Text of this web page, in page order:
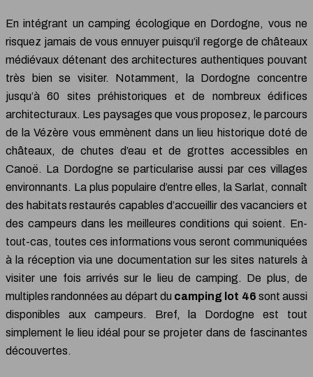
En intégrant un camping écologique en Dordogne, vous ne
risquez jamais de vous ennuyer puisqu’il regorge de châteaux
médiévaux détenant des architectures authentiques pouvant
très bien se visiter. Notamment, la Dordogne concentre
jusqu’à 60 sites préhistoriques et de nombreux édifices
architecturaux. Les paysages que vous proposez, le parcours
de la Vézère vous emmènent dans un lieu historique doté de
châteaux, de chutes d’eau et de grottes accessibles en
Canoë. La Dordogne se particularise aussi par ces villages
environnants. La plus populaire d’entre elles, la Sarlat, connaît
des habitats restaurés capables d’accueillir des vacanciers et
des campeurs dans les meilleures conditions qui soient. En-
tout-cas, toutes ces informations vous seront communiquées
à la réception via une documentation sur les sites naturels à
visiter une fois arrivés sur le lieu de camping. De plus, de
multiples randonnées au départ du camping lot 46 sont aussi
disponibles aux campeurs. Bref, la Dordogne est tout
simplement le lieu idéal pour se projeter dans de fascinantes
découvertes.